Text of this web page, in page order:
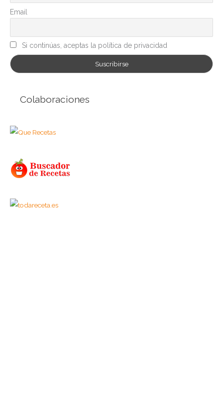
a
s
Email
Si continúas, aceptas la política de privacidad
Colaboraciones